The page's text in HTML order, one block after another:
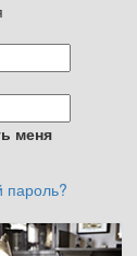
меня
пароль?